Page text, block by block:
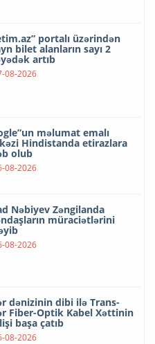
portalı üzərindən
bilet alanların sayı 2
artıb
08-2026
məlumat emalı
Hindistanda etirazlara
olub
08-2026
Nəbiyev Zəngilanda
müraciətlərini
08-2026
dənizinin dibi ilə Trans-
Fiber-Optik Kabel Xəttinin
başa çatıb
08-2026